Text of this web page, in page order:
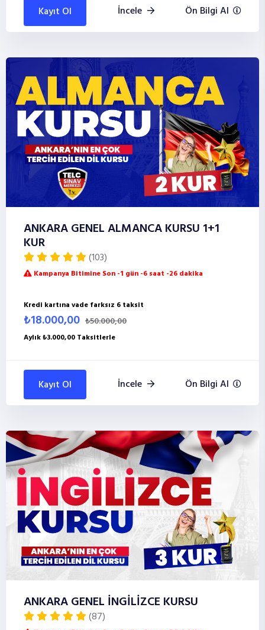
Kayıt Ol İncele Ön Bilgi Al
ANKARA GENEL ALMANCA KURSU 1+1
KUR
(103)
Kampanya Bitimine Son -1 gün -6 saat -26 dakika
Kredi kartına vade farksız 6 taksit
₺18.000,00 ₺50.000,00
Aylık ₺3.000,00 Taksitlerle
Kayıt Ol İncele Ön Bilgi Al
ANKARA GENEL İNGİLİZCE KURSU
(87)